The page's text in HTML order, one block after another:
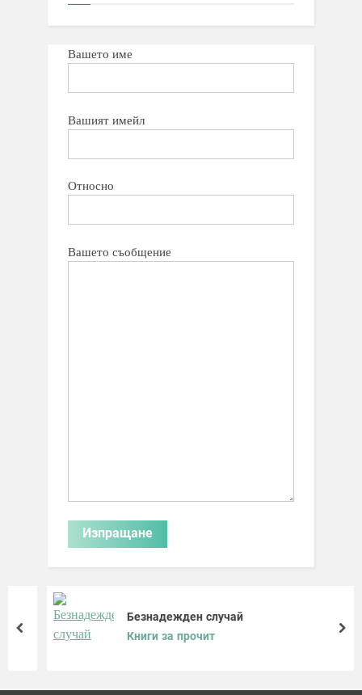
Вашето име
Вашият имейл
Относно
Вашето съобщение
Безнадежден случай
Книги за прочит
prev